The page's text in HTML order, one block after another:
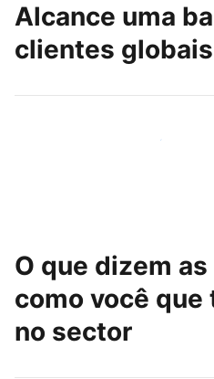
Alcance uma
clientes
Chegue hoje mesmo a
O que dizem
como você que
no sector